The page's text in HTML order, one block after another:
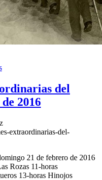
del
2016
extraordinarias-del-
21 de febrero de 2016
Rozas 11-horas
13-horas Hinojos